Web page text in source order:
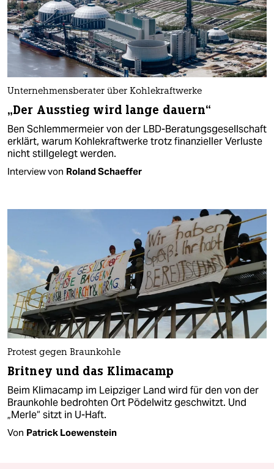
Unternehmensberater über Kohlekraftwerke
„Der Ausstieg wird lange dauern“
Ben Schlemmermeier von der LBD-Beratungsgesellschaft
erklärt, warum Kohlekraftwerke trotz finanzieller Verluste
nicht stillgelegt werden.
Interview von Roland Schaeffer
Protest gegen Braunkohle
Britney und das Klimacamp
Beim Klimacamp im Leipziger Land wird für den von der
Braunkohle bedrohten Ort Pödelwitz geschwitzt. Und
„Merle“ sitzt in U-Haft.
Von Patrick Loewenstein